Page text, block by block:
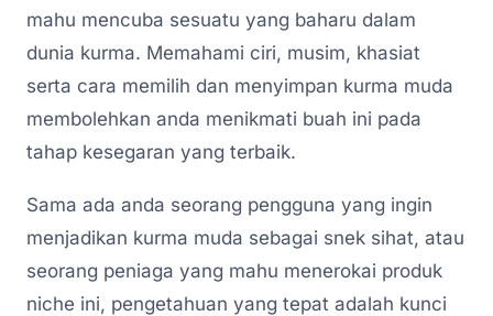
mahu mencuba sesuatu yang baharu dalam
dunia kurma. Memahami ciri, musim, khasiat
serta cara memilih dan menyimpan kurma muda
membolehkan anda menikmati buah ini pada
tahap kesegaran yang terbaik.
Sama ada anda seorang pengguna yang ingin
menjadikan kurma muda sebagai snek sihat, atau
seorang peniaga yang mahu menerokai produk
niche ini, pengetahuan yang tepat adalah kunci